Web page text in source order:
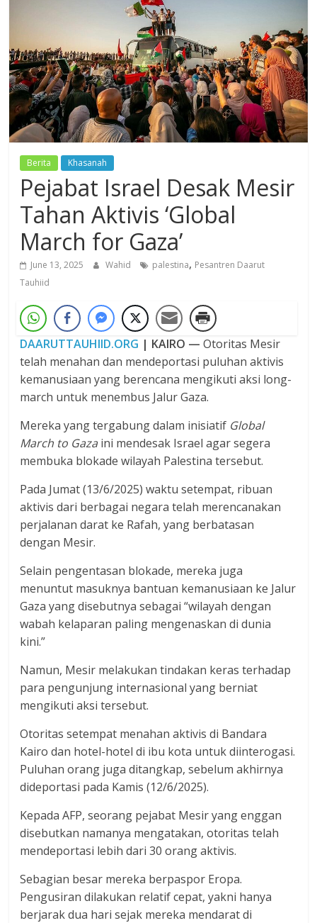
Ikhtiar
Berita Khasanah
Pejabat Israel Desak Mesir
Tahan Aktivis ‘Global
March for Gaza’
June 13, 2025 Wahid palestina, Pesantren Daarut
Tauhiid
DAARUTTAUHIID.ORG | KAIRO — Otoritas Mesir
telah menahan dan mendeportasi puluhan aktivis
kemanusiaan yang berencana mengikuti aksi long-
march untuk menembus Jalur Gaza.
Mereka yang tergabung dalam inisiatif Global
March to Gaza ini mendesak Israel agar segera
membuka blokade wilayah Palestina tersebut.
Pada Jumat (13/6/2025) waktu setempat, ribuan
aktivis dari berbagai negara telah merencanakan
perjalanan darat ke Rafah, yang berbatasan
dengan Mesir.
Selain pengentasan blokade, mereka juga
menuntut masuknya bantuan kemanusiaan ke Jalur
Gaza yang disebutnya sebagai “wilayah dengan
wabah kelaparan paling mengenaskan di dunia
kini.”
Namun, Mesir melakukan tindakan keras terhadap
para pengunjung internasional yang berniat
mengikuti aksi tersebut.
Otoritas setempat menahan aktivis di Bandara
Kairo dan hotel-hotel di ibu kota untuk diinterogasi.
Puluhan orang juga ditangkap, sebelum akhirnya
dideportasi pada Kamis (12/6/2025).
Kepada AFP, seorang pejabat Mesir yang enggan
disebutkan namanya mengatakan, otoritas telah
mendeportasi lebih dari 30 orang aktivis.
Sebagian besar mereka berpaspor Eropa.
Pengusiran dilakukan relatif cepat, yakni hanya
berjarak dua hari sejak mereka mendarat di